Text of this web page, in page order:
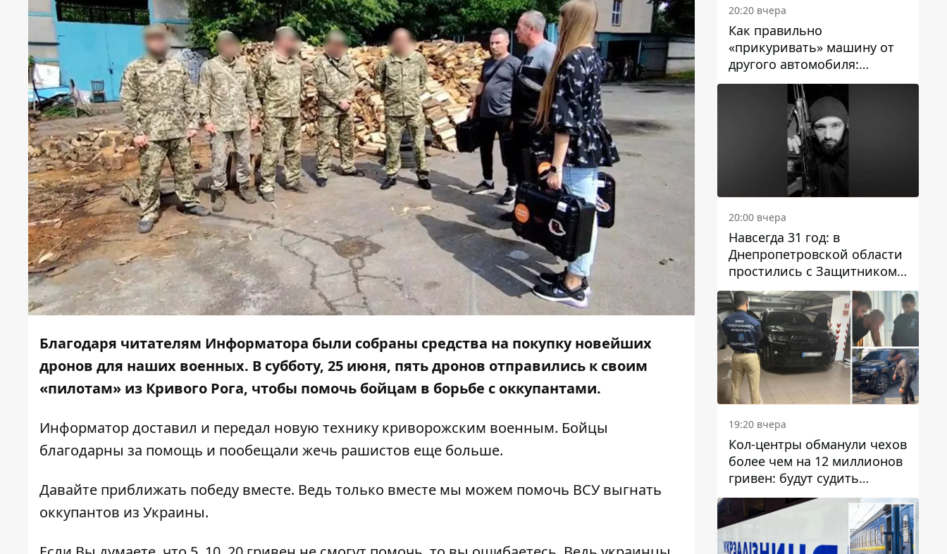
Благодаря читателям Информатора были собраны средства на покупку новейших
дронов для наших военных. В субботу, 25 июня, пять дронов отправились к своим
«пилотам» из Кривого Рога, чтобы помочь бойцам в борьбе с оккупантами.
Информатордоставил и передал новую технику криворожским военным. Бойцы
благодарны за помощь и пообещали жечь рашистов еще больше.
Давайте приближать победу вместе. Ведь только вместе мы можем помочь ВСУ выгнать
оккупантов из Украины.
20:20 вчера
Как правильно
«прикуривать» машину от
другого автомобиля:
инструкция для водителей
20:00 вчера
Навсегда 31 год: в
Днепропетровской области
простились с Защитником
Александром Репиным
19:20 вчера
Кол-центры обманули чехов
более чем на 12 миллионов
гривен: будут судить
днепрянина,
организовавшего
транснациональную
преступную организацию